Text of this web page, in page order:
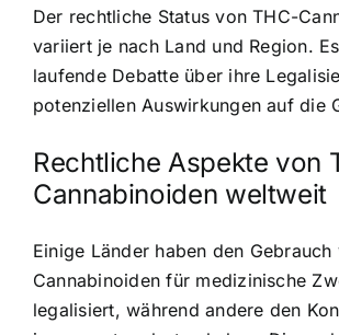
Der rechtliche Status von THC-
variiert je nach Land und Region.
laufende Debatte über ihre
potenziellen Auswirkungen auf die
Rechtliche Aspekte von
Cannabinoiden weltweit
Einige Länder haben den
Cannabinoiden für medizinische
legalisiert, während andere den